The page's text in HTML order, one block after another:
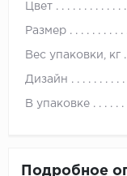
Цвет
Размер
Вес упаковки, кг
Дизайн
В упаковке
Подробное